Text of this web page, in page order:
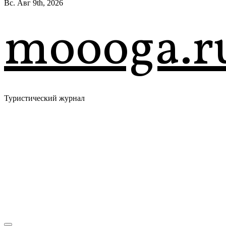
Вс. Авг 9th, 2026
Туристический журнал